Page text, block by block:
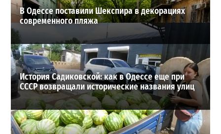
В Одессе поставили Шекспира в декорациях
современного пляжа
История Садиковской: как в Одессе еще при
СССР возвращали исторические названия улиц